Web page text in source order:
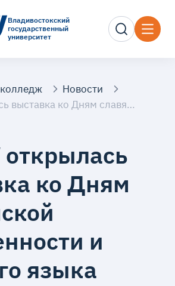
Владивостокский
государственный
университет
Новости
В ВВГУ открылась выставка ко Дням славянской письменности и русского языка
ко Дням
и
языка